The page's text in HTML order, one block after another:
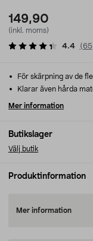
149,90
(inkl. moms)
4.4 (65
Butikslager
Välj butik
För skärpning av de
Klarar även hårda
Mer information
Produktinformation
Mer information